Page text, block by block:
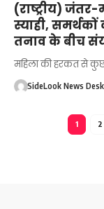
(राष्ट्रीय)
स्याही,
तनाव के बीच
महिला की हरकत से
SideLook News Desk
1 2